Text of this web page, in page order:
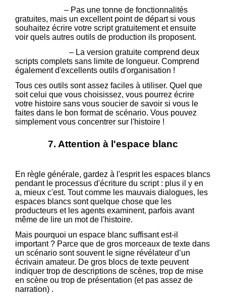
– Pas une tonne de fonctionnalités
gratuites, mais un excellent point de départ si vous
souhaitez écrire votre script gratuitement et ensuite
voir quels autres outils de production ils proposent.
– La version gratuite comprend deux
scripts complets sans limite de longueur. Comprend
également d'excellents outils d'organisation !
Tous ces outils sont assez faciles à utiliser. Quel que
soit celui que vous choisissez, vous pourrez écrire
votre histoire sans vous soucier de savoir si vous le
faites dans le bon format de scénario. Vous pouvez
simplement vous concentrer sur l'histoire !
7. Attention à l'espace blanc
En règle générale, gardez à l'esprit les espaces blancs
pendant le processus d'écriture du script : plus il y en
a, mieux c'est. Tout comme les mauvais dialogues, les
espaces blancs sont quelque chose que les
producteurs et les agents examinent, parfois avant
même de lire un mot de l'histoire.
Mais pourquoi un espace blanc suffisant est-il
important ? Parce que de gros morceaux de texte dans
un scénario sont souvent le signe révélateur d’un
écrivain amateur. De gros blocs de texte peuvent
indiquer trop de descriptions de scènes, trop de mise
en scène ou trop de présentation (et pas assez de
narration) .